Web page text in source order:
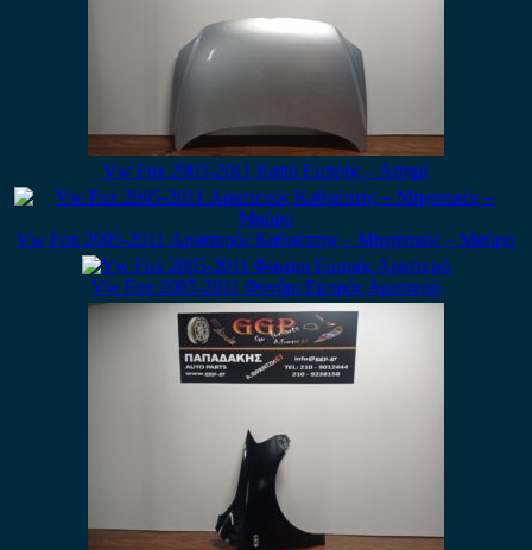
Vw Fox 2005-2011 Καπό Εμπρός – Ασημί
Vw Fox 2005-2011 Αριστερός Καθρέπτης – Μηχανικός – Μαύρο
Vw Fox 2005-2011 Φανάρι Εμπρός Αριστερό